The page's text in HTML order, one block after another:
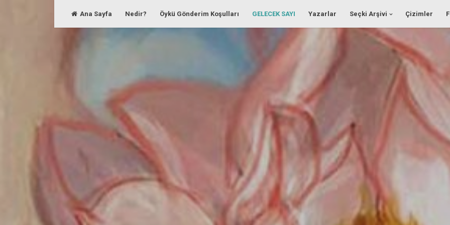
Ana Sayfa Nedir? Öykü Gönderim Koşulları GELECEK SAYI Yazarlar Seçki Arşivi Çizimler